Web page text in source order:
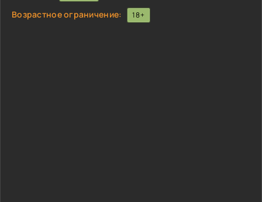
Возрастное ограничение: 18+